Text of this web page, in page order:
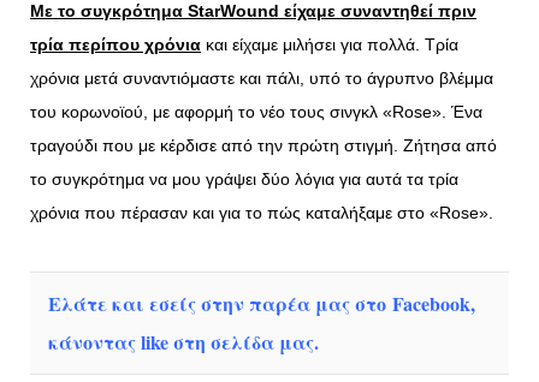
Με το συγκρότημα StarWound είχαμε συναντηθεί πριν
τρία περίπου χρόνια και είχαμε μιλήσει για πολλά. Τρία
χρόνια μετά συναντιόμαστε και πάλι, υπό το άγρυπνο βλέμμα
του κορωνοϊού, με αφορμή το νέο τους σινγκλ «Rose». Ένα
τραγούδι που με κέρδισε από την πρώτη στιγμή. Ζήτησα από
το συγκρότημα να μου γράψει δύο λόγια για αυτά τα τρία
χρόνια που πέρασαν και για το πώς καταλήξαμε στο «Rose».
Ελάτε και εσείς στην παρέα μας στο Facebook,
κάνοντας like στη σελίδα μας.